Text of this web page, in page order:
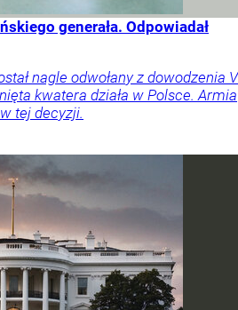
generała. Odpowiadał
nagle odwołany z dowodzenia V
kwatera działa w Polsce. Armia
tej decyzji.